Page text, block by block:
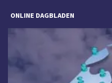
ONLINE DAGBLADEN